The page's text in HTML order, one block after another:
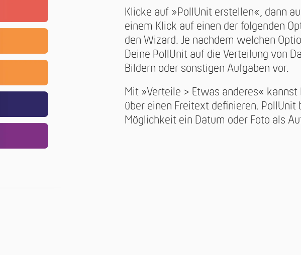
Klicke auf »PollUnit erstellen«, dann
einem Klick auf einen der folgenden
den Wizard. Je nachdem welchen
Deine PollUnit auf die Verteilung von
Bildern oder sonstigen Aufgaben vor.
Mit »Verteile > Etwas anderes« kannst
über einen Freitext definieren. PollUnit
Möglichkeit ein Datum oder Foto als